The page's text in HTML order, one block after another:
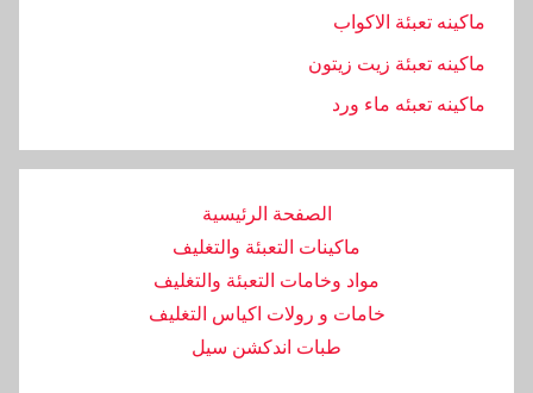
ش
ك
ة
ل
ماكينه تعبئة الاكواب
ماكينه تعبئة زيت زيتون
ماكينه تعبئه ماء ورد
الصفحة الرئيسية
ماكينات التعبئة والتغليف
مواد وخامات التعبئة والتغليف
خامات و رولات اكياس التغليف
طبات اندكشن سيل